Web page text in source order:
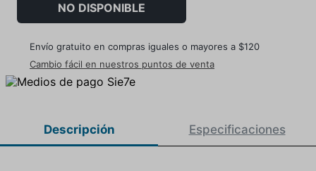
NO DISPONIBLE
Envío gratuito en compras iguales o mayores a $120
Cambio fácil en nuestros puntos de venta
Descripción Especificaciones